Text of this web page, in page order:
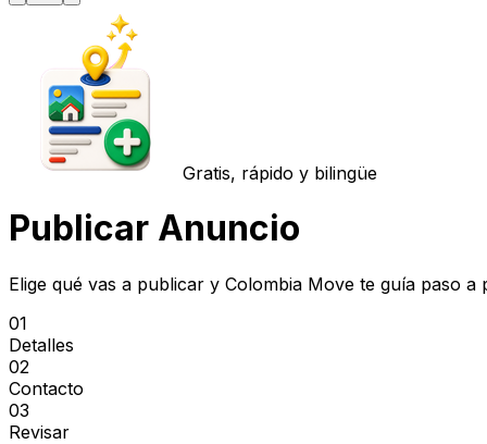
Gratis, rápido y bilingüe
Publicar Anuncio
Elige qué vas a publicar y Colombia Move te guía paso a
01
Detalles
02
Contacto
03
Revisar